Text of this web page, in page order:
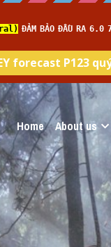
Home About us